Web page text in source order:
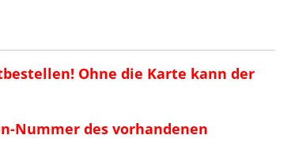
Ohne die Karte kann der
Nummer des vorhandenen